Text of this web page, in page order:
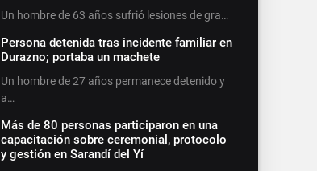
Un hombre de 63 años sufrió lesiones de gra…
Persona detenida tras incidente familiar en
Durazno; portaba un machete
Un hombre de 27 años permanece detenido y
a…
Más de 80 personas participaron en una
capacitación sobre ceremonial, protocolo
y gestión en Sarandí del Yí